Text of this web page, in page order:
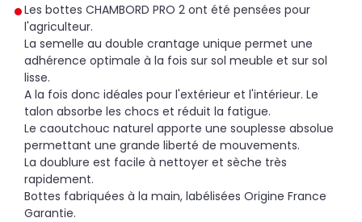
Les bottes CHAMBORD PRO 2 ont été pensées pour
l'agriculteur.
La semelle au double crantage unique permet une
adhérence optimale à la fois sur sol meuble et sur sol
lisse.
A la fois donc idéales pour l'extérieur et l'intérieur. Le
talon absorbe les chocs et réduit la fatigue.
Le caoutchouc naturel apporte une souplesse absolue
permettant une grande liberté de mouvements.
La doublure est facile à nettoyer et sèche très
rapidement.
Bottes fabriquées à la main, labélisées Origine France
Garantie.